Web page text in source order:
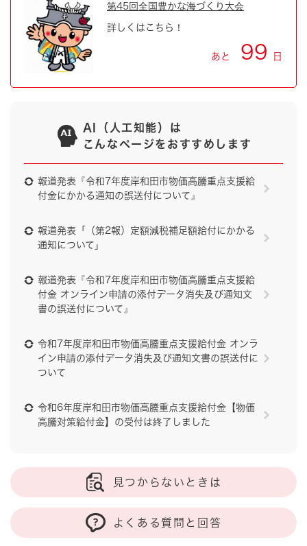
第45回全国豊かな海づくり大会
詳しくはこちら！
あと 99 日
AI（人工知能）は
こんなページをおすすめします
報道発表『令和7年度岸和田市物価高騰重点支援給
付金にかかる通知の誤送付について』
報道発表「（第2報）定額減税補足額給付にかかる
通知について」
報道発表『令和7年度岸和田市物価高騰重点支援給
付金 オンライン申請の添付データ消失及び通知文
書の誤送付について』
令和7年度岸和田市物価高騰重点支援給付金 オンラ
イン申請の添付データ消失及び通知文書の誤送付に
ついて
令和6年度岸和田市物価高騰重点支援給付金【物価
高騰対策給付金】の受付は終了しました
見つからないときは
よくある質問と回答